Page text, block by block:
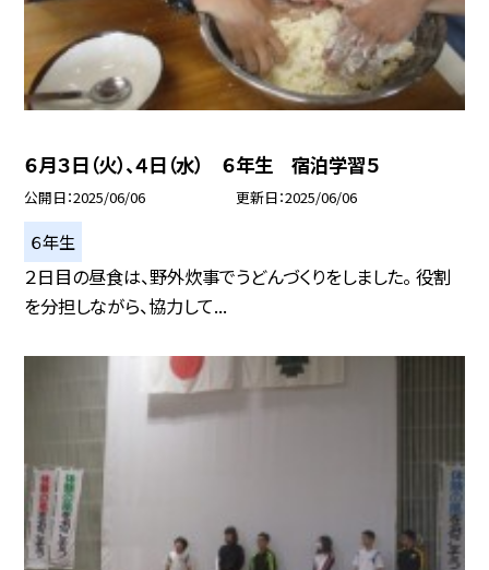
６月３日（火）、４日（水） ６年生 宿泊学習５
公開日 2025/06/06 更新日 2025/06/06
６年生
２日目の昼食は、野外炊事でうどんづくりをしました。 役割
を分担しながら、協力して...